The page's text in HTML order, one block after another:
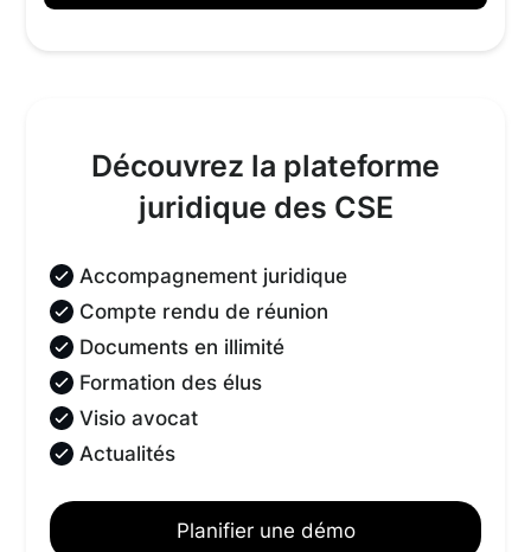
Découvrez la plateforme
juridique des CSE
Accompagnement juridique
Compte rendu de réunion
Documents en illimité
Formation des élus
Visio avocat
Actualités
Planifier une démo